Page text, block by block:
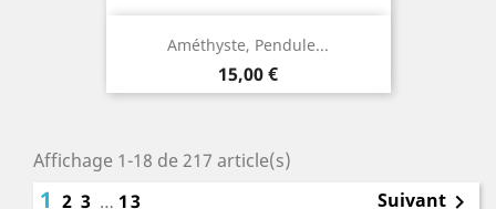
Améthyste, Pendule...
Prix
15,00 €
Affichage 1-18 de 217 article(s)
1 2 3 … 13 Suivant 